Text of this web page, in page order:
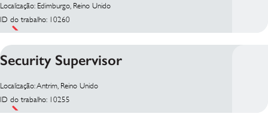
Localização: Edimburgo, Reino Unido
ID do trabalho: 10260
Security Supervisor
Localização: Antrim, Reino Unido
ID do trabalho: 10255